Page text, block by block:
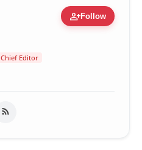
person_addFollow
Verified Public Figure
Chief Editor